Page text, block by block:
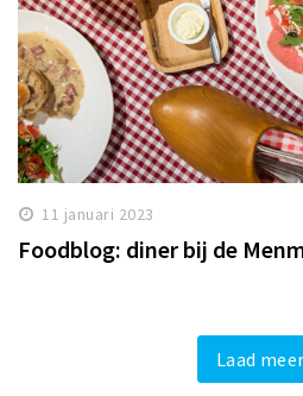
11 januari 2023
Foodblog: diner bij de
Laad